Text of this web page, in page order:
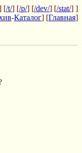
[/t/] [/p/] [/dev/] [/stat/] ]
-Каталог] [Главная]